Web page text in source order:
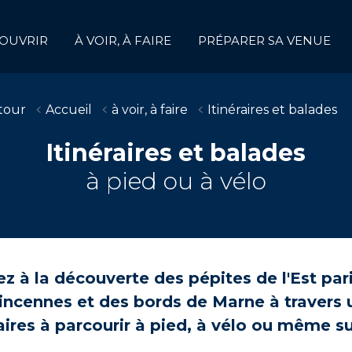
À VOIR, À FAIRE PRÉPARER SA VENUE
Accueil à voir, à faire Itinéraires et balades
Itinéraires et balades
à pied ou à vélo
à la découverte des pépites de l'Est
et des bords de Marne à travers
à parcourir à pied, à vélo ou même